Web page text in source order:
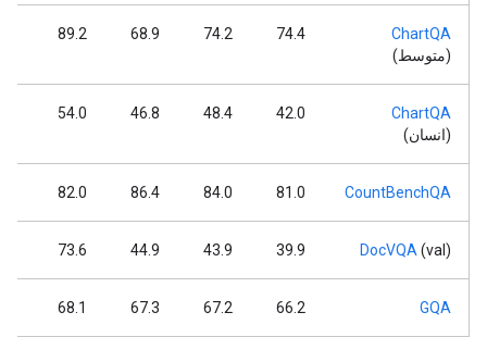
ChartQA
(متوسط)
74.4
74.2
68.9
89.2
ChartQA
(انسان)
42.0
48.4
46.8
54.0
CountBenchQA
81.0
84.0
86.4
82.0
DocVQA (val)
39.9
43.9
44.9
73.6
GQA
66.2
67.2
67.3
68.1